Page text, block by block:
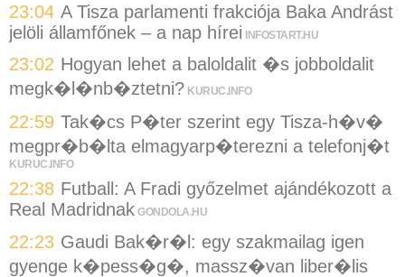
23:04 A Tisza parlamenti frakciója Baka Andrást
jelöli államfőnek – a nap hírei INFOSTART.HU
23:02 Hogyan lehet a baloldalit �s jobboldalit
megk�l�nb�ztetni? KURUC.INFO
22:59 Tak�cs P�ter szerint egy Tisza-h�v�
megpr�b�lta elmagyarp�terezni a telefonj�t
KURUC.INFO
22:38 Futball: A Fradi győzelmet ajándékozott a
Real Madridnak GONDOLA.HU
22:23 Gaudi Bak�r�l: egy szakmailag igen
gyenge k�pess�g�, massz�van liber�lis